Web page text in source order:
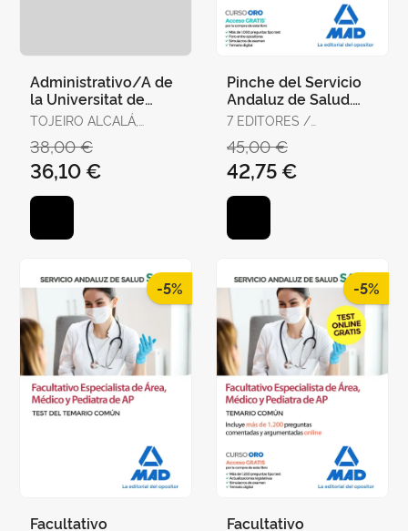
Administrativo/A de
la Universitat de
València. Temario,
Test y Supuestos
Prácti
TOJEIRO ALCALÁ,
38,00 €
36,10 €
Pinche del Servicio
Andaluz de Salud.
Temario Específico
7 EDITORES /
JOSÉ MANUEL /
SERRANO BARCENA,
ANA MARÍA /
GONZÁLEZ CABALLERO,
45,00 €
42,75 €
-5%
Facultativo
-5%
Facultativo